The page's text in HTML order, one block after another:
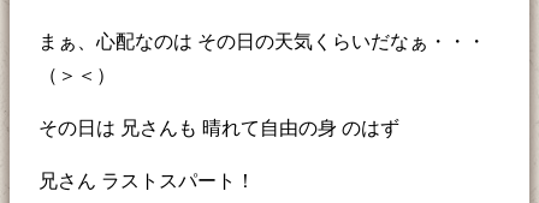
まぁ、心配なのは その日の天気くらいだなぁ・・・
（＞＜）
その日は 兄さんも 晴れて自由の身 のはず
兄さん ラストスパート！